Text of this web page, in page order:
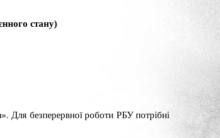
стану)
Для безперервної роботи РБУ потрібні